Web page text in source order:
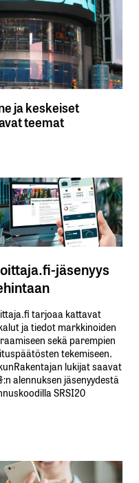
ja keskeiset
teemat
jäsenyys
tarjoaa kattavat
ja tiedot markkinoiden
sekä parempien
tekemiseen.
lukijat saavat
alennuksen jäsenyydestä
SRSI20